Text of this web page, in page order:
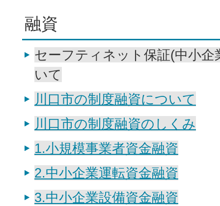
融資
セーフティネット保証(中小企
いて
川口市の制度融資について
川口市の制度融資のしくみ
1.小規模事業者資金融資
2.中小企業運転資金融資
3.中小企業設備資金融資